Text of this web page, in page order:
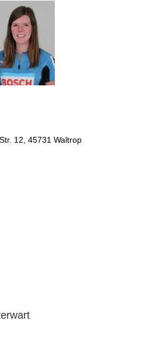
12, 45731 Waltrop